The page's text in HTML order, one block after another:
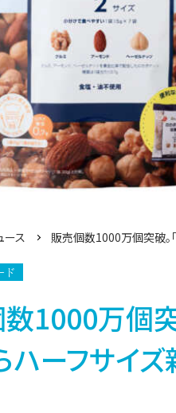
ース 販売個数1000万個突破。
ド
1000万個
ハーフサイ